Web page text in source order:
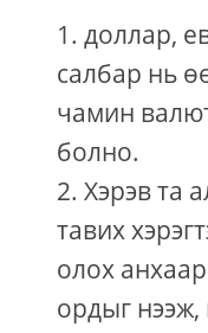
доллар,
салбар нь
чамин
болно.
Хэрэв та
тавих
олох
ордыг